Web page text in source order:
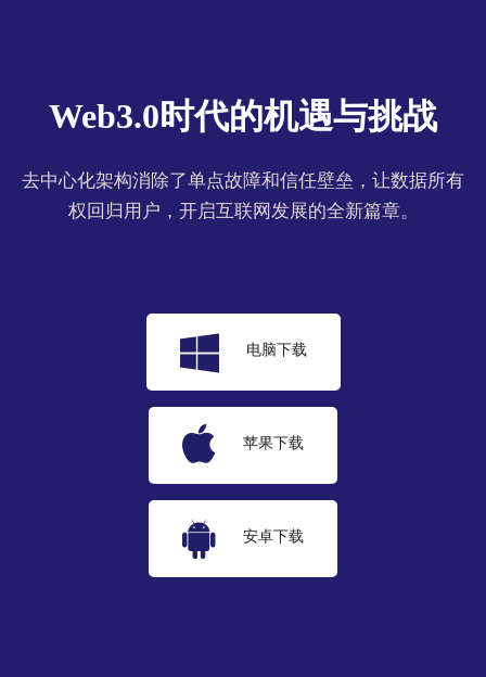
Web3.0时代的机遇与挑战
去中心化架构消除了单点故障和信任壁垒，让数据所有
权回归用户，开启互联网发展的全新篇章。
电脑下载
苹果下载
安卓下载